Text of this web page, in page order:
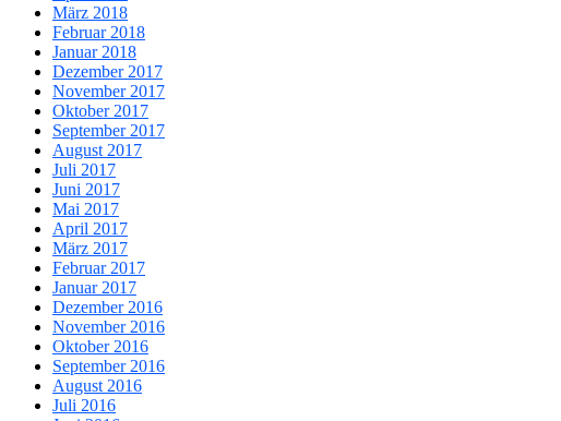
März 2018
Februar 2018
Januar 2018
Dezember 2017
November 2017
Oktober 2017
September 2017
August 2017
Juli 2017
Juni 2017
Mai 2017
April 2017
März 2017
Februar 2017
Januar 2017
Dezember 2016
November 2016
Oktober 2016
September 2016
August 2016
Juli 2016